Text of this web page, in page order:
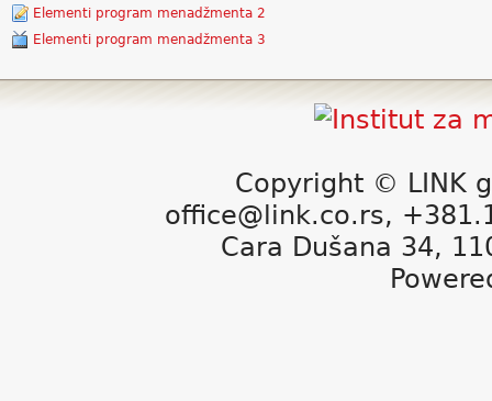
Elementi program menadžmenta 2
Elementi program menadžmenta 3
Copyright © LINK
office@link.co.rs,
Cara Dušana 34,